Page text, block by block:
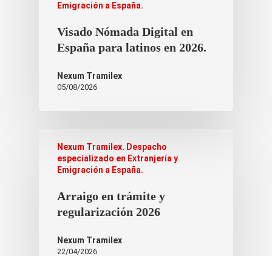
Emigración a España.
Visado Nómada Digital en
España para latinos en 2026.
Nexum Tramilex
05/08/2026
Nexum Tramilex. Despacho
especializado en Extranjería y
Emigración a España.
Arraigo en trámite y
regularización 2026
Nexum Tramilex
22/04/2026